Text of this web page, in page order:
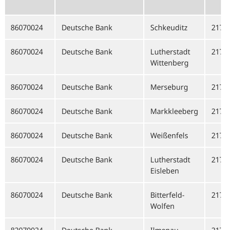
86070024 Deutsche Bank Schkeuditz
86070024 Deutsche Bank
Lutherstadt
Wittenberg
86070024 Deutsche Bank Merseburg
86070024 Deutsche Bank Markkleeberg
86070024 Deutsche Bank Weißenfels
86070024 Deutsche Bank
Lutherstadt
Eisleben
86070024 Deutsche Bank
Bitterfeld-
Wolfen